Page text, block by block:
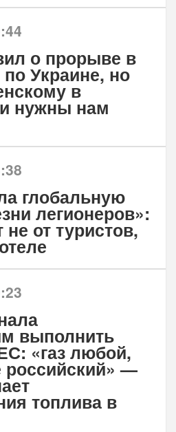
о прорыве в
Украине, но
в
нужны нам
глобальную
легионеров»:
не от туристов,
выполнить
«газ любой,
российский» —
топлива в